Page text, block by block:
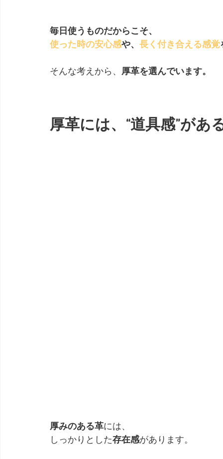
毎日使うものだからこそ、
使った時の安心感や、 長く付き合える感覚
そんな考えから、 厚革を選んでいます。
厚革には、“道具感”があ
厚みのある革には、
しっかりとした存在感があります。